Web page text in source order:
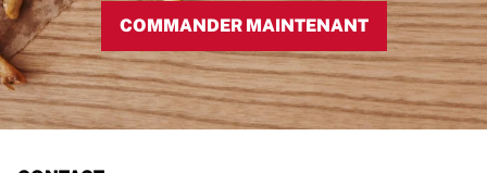
COMMANDER MAINTENANT